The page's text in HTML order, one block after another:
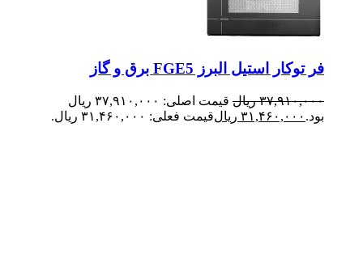
فر توکار استیل البرز FGE5 برق و گاز
۳۷,۹۱۰,۰۰۰ ریال
قیمت اصلی: ۳۷,۹۱۰,۰۰۰ ریال
بود. ۳۱,۴۶۰,۰۰۰ ریالقیمت فعلی: ۳۱,۴۶۰,۰۰۰ ریال.